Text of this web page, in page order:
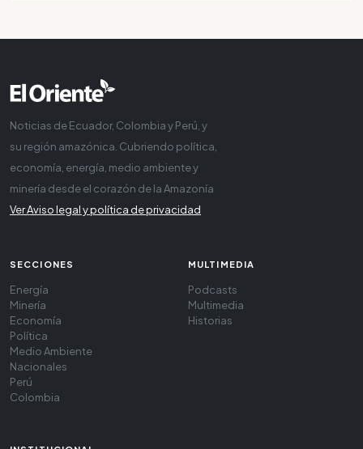
Noticias de Ecuador, Colombia y Perú, y
su región amazónica. Cubriendo política,
economía, energía, medio ambiente y
minería desde el corazón de la Amazonía
Ver Aviso legal y política de privacidad
SECCIONES
Energía
Minería
Economía
Política
Medio Ambiente
Nacionales
Perú
Colombia
MULTIMEDIA
Podcasts
Multimedia
Historias